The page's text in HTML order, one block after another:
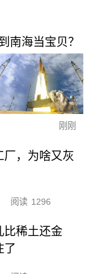
南海当宝贝？
刚刚
厂，为啥又灰
阅读 1296
比稀土还金
了